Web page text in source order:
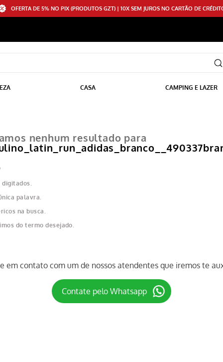
OFERTA DE 5% NO PIX (PRODUTOS GZT) | 10X SEM JUROS NO CARTÃO DE
CASA CAMPING E LAZER
nenhum resultado para
digitados.
palavra.
na busca.
do termo desejado.
em contato com um de nossos atendentes que iremos te
Contate pelo Whatsapp